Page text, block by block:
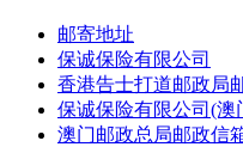
邮寄地址
保诚保险有限公司
香港告士打道邮政局
保诚保险有限公司(澳
澳门邮政总局邮政信